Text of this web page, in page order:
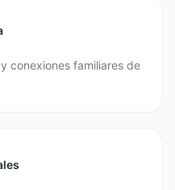
conexiones familiares de